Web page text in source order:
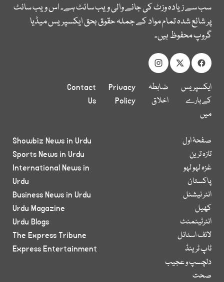
سب سے زیادہ وزٹ کی جانے والی ویب سائٹ ہے۔ اس ویب سائٹ
پر شائع شدہ تمام مواد کے جملہ حقوق بحق ایکسپریس میڈیا
گروپ محفوظ ہیں۔
ایکسپریس
کے بارے
میں
ضابطہ
اخلاق
Privacy
Policy
Contact
Us
صفحۂ اول
تازہ ترین
غزہ لہو لہو
پاکستان
انٹر نیشنل
کھیل
انٹرٹینمنٹ
لائف اسٹائل
ٹاپ ٹرینڈ
دلچسپ و عجیب
صحت
Showbiz News in Urdu
Sports News in Urdu
International News in
Urdu
Business News in Urdu
Urdu Magazine
Urdu Blogs
The Express Tribune
Express Entertainment